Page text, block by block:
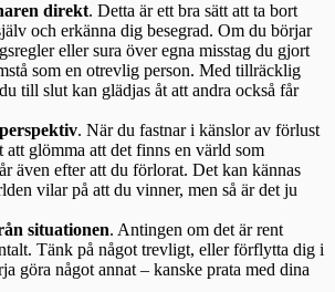
direkt. Detta är ett bra sätt att ta bort
och erkänna dig besegrad. Om du börjar
eller sura över egna misstag du gjort
som en otrevlig person. Med tillräcklig
till slut kan glädjas åt att andra också får
. När du fastnar i känslor av förlust
att glömma att det finns en värld som
även efter att du förlorat. Det kan kännas
vilar på att du vinner, men så är det ju
situationen. Antingen om det är rent
Tänk på något trevligt, eller förflytta dig i
göra något annat – kanske prata med dina